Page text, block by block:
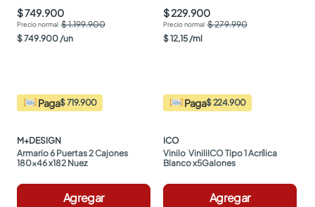
$ 749.900
$ 1.199.900
$749.900 /un
Paga$ 719.900
M+DESIGN
Armario 6 Puertas 2 Cajones
180x46 x182 Nuez
Agregar
$ 229.900
$ 279.990
$12,15 /ml
Paga$ 224.900
ICO
Vinilo  ViniliICO Tipo 1 Acrílica
Blanco x5Galones
Agregar